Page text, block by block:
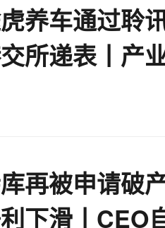
养车通过聆
所递表丨产
再被申请破
下滑丨CEO